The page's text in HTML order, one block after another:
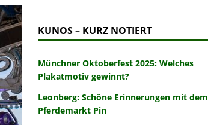
KUNOS – KURZ NOTIERT
Münchner Oktoberfest 2025: Welches
Plakatmotiv gewinnt?
Leonberg: Schöne Erinnerungen mit dem
Pferdemarkt Pin